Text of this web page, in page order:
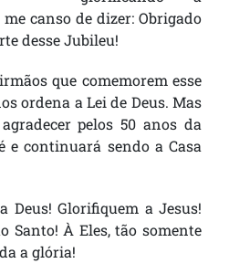
canso de dizer: Obrigado
desse Jubileu!
que comemorem esse
ordena a Lei de Deus. Mas
pelos 50 anos da
e continuará sendo a Casa
Glorifiquem a Jesus!
Santo! À Eles, tão somente
a glória!